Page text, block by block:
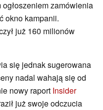
zamówienia
okno kampanii.
już 160 milionów
się jednak sugerowana
nadal wahają się od
nowy raport Insider
już swoje odczucia